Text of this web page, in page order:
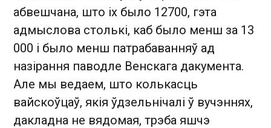
абвешчана, што іх было 12700, гэта
адмыслова столькі, каб было менш за 13
000 і было менш патрабаванняў ад
назірання паводле Венскага дакумента.
Але мы ведаем, што колькасць
вайскоўцаў, якія ўдзельнічалі ў вучэннях,
дакладна не вядомая, трэба яшчэ